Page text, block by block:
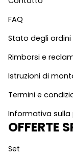
FAQ
Stato degli ordini
Rimborsi e
Istruzioni di
Termini e
Informativa sulla
OFFERTE
Set